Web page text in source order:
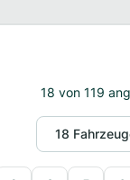
18 von 119
18